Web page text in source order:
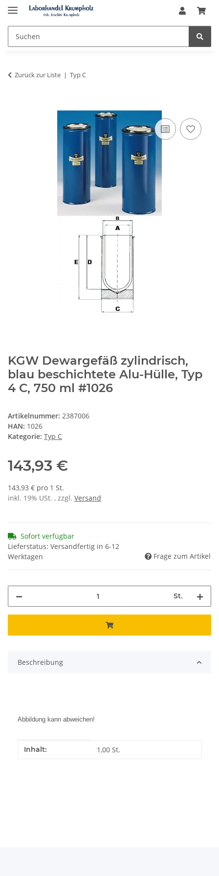
Zurück zur Liste Typ C
KGW Dewargefäß zylindrisch,
blau beschichtete Alu-Hülle, Typ
4 C, 750 ml #1026
Artikelnummer: 2387006
HAN: 1026
Kategorie: Typ C
143,93 €
143,93 € pro 1 St.
inkl. 19% USt. , zzgl. Versand
Sofort verfügbar
Lieferstatus: Versandfertig in 6-12
Werktagen
Frage zum Artikel
St.
Beschreibung
Abbildung kann abweichen!
Produkteigenschaft
Wert
Inhalt: 1,00 St.